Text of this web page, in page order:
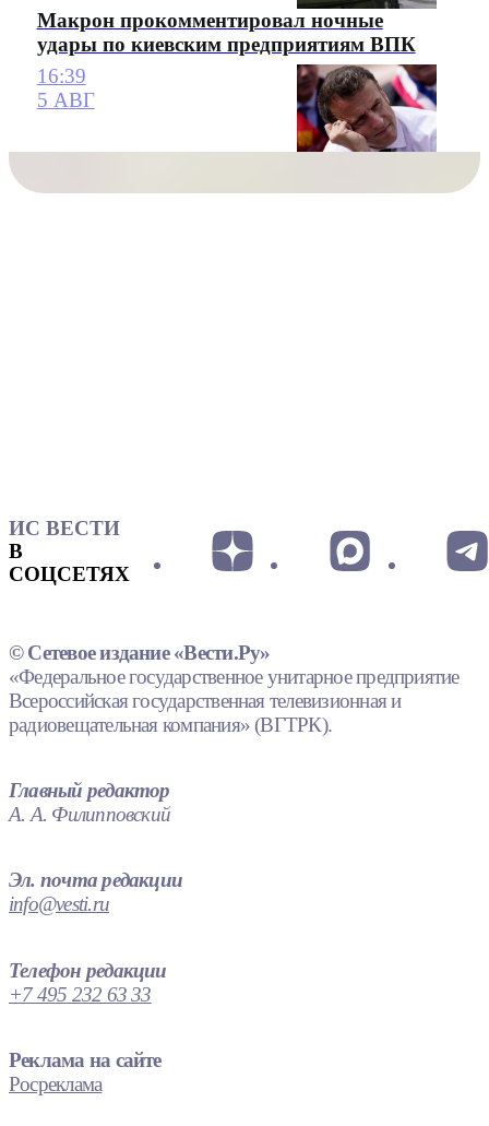
Макрон прокомментировал ночные
удары по киевским предприятиям ВПК
16:39
5 АВГ
ИС ВЕСТИ
В
СОЦСЕТЯХ
© Сетевое издание «Вести.Ру»
«Федеральное государственное унитарное предприятие
Всероссийская государственная телевизионная и
радиовещательная компания» (ВГТРК).
Главный редактор
А. А. Филипповский
Эл. почта редакции
info@vesti.ru
Телефон редакции
+7 495 232 63 33
Реклама на сайте
Росреклама